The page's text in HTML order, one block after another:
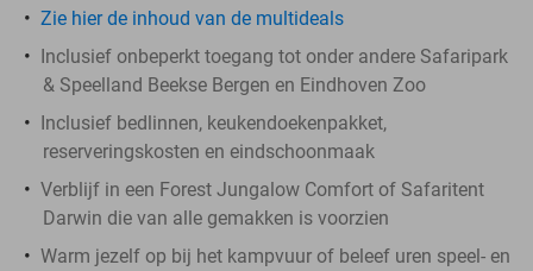
Zie hier de inhoud van de multideals
Inclusief onbeperkt toegang tot onder andere Safaripark
& Speelland Beekse Bergen en Eindhoven Zoo
Inclusief bedlinnen, keukendoekenpakket,
reserveringskosten en eindschoonmaak
Verblijf in een Forest Jungalow Comfort of Safaritent
Darwin die van alle gemakken is voorzien
Warm jezelf op bij het kampvuur of beleef uren speel- en